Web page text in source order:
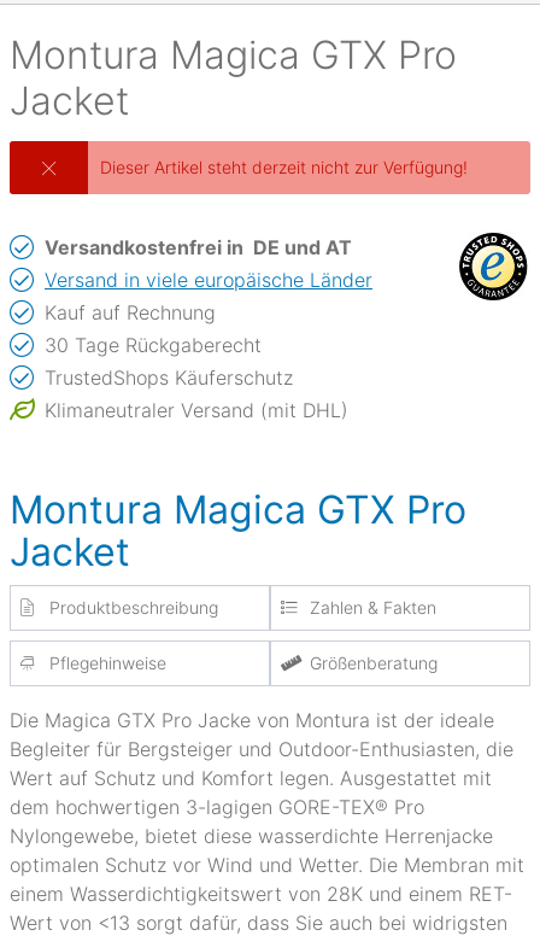
Montura Magica GTX Pro
Jacket
Dieser Artikel steht derzeit nicht zur Verfügung!
Versandkostenfrei in DE und AT
Versand in viele europäische Länder
Kauf auf Rechnung
30 Tage Rückgaberecht
TrustedShops Käuferschutz
Klimaneutraler Versand (mit DHL)
Montura Magica GTX Pro
Jacket
Produktbeschreibung Zahlen & Fakten
Pflegehinweise Größenberatung
Die Magica GTX Pro Jacke von Montura ist der ideale
Begleiter für Bergsteiger und Outdoor-Enthusiasten, die
Wert auf Schutz und Komfort legen. Ausgestattet mit
dem hochwertigen 3-lagigen GORE-TEX® Pro
Nylongewebe, bietet diese wasserdichte Herrenjacke
optimalen Schutz vor Wind und Wetter. Die Membran mit
einem Wasserdichtigkeitswert von 28K und einem RET-
Wert von <13 sorgt dafür, dass Sie auch bei widrigsten